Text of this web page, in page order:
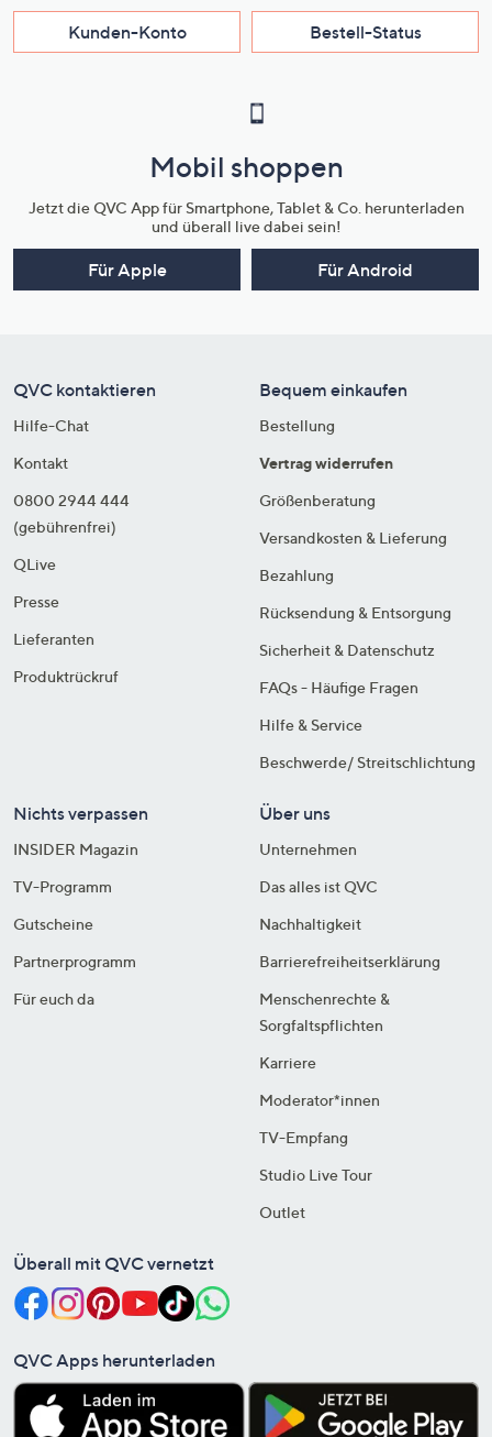
Kunden-Konto Bestell-Status
Mobil shoppen
Jetzt die QVC App für Smartphone, Tablet & Co. herunterladen
und überall live dabei sein!
Für Apple Für Android
QVC kontaktieren
Hilfe-Chat
Kontakt
0800 2944 444
(gebührenfrei)
QLive
Presse
Lieferanten
Produktrückruf
Bequem einkaufen
Bestellung
Vertrag widerrufen
Größenberatung
Versandkosten & Lieferung
Bezahlung
Rücksendung & Entsorgung
Sicherheit & Datenschutz
FAQs - Häufige Fragen
Hilfe & Service
Beschwerde/ Streitschlichtung
Nichts verpassen
INSIDER Magazin
TV-Programm
Gutscheine
Partnerprogramm
Für euch da
Über uns
Unternehmen
Das alles ist QVC
Nachhaltigkeit
Barrierefreiheitserklärung
Menschenrechte &
Sorgfaltspflichten
Karriere
Moderator*innen
TV-Empfang
Studio Live Tour
Outlet
Überall mit QVC vernetzt
QVC Apps herunterladen